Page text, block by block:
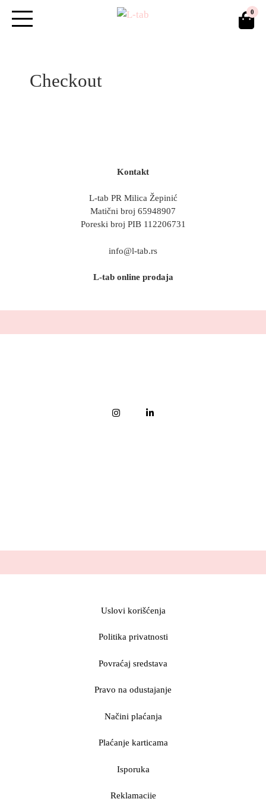
0
Checkout
Kontakt
L-tab PR Milica Žepinić
Matični broj 65948907
Poreski broj PIB 112206731
info@l-tab.rs
L-tab online prodaja
Uslovi korišćenja
Politika privatnosti
Povraćaj sredstava
Pravo na odustajanje
Načini plaćanja
Plaćanje karticama
Isporuka
Reklamacije